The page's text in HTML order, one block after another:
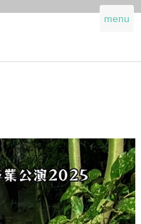
T
g
i
g
a
t
i
o
menu